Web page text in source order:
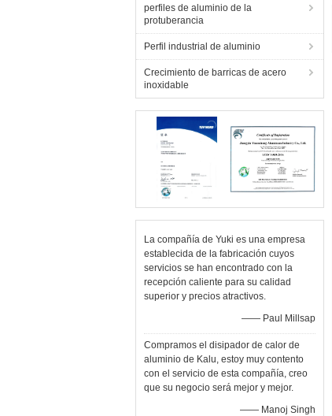
perfiles de aluminio de la
protuberancia
Perfil industrial de aluminio
Crecimiento de barricas de acero
inoxidable
La compañía de Yuki es una empresa
establecida de la fabricación cuyos
servicios se han encontrado con la
recepción caliente para su calidad
superior y precios atractivos.
—— Paul Millsap
Compramos el disipador de calor de
aluminio de Kalu, estoy muy contento
con el servicio de esta compañía, creo
que su negocio será mejor y mejor.
—— Manoj Singh